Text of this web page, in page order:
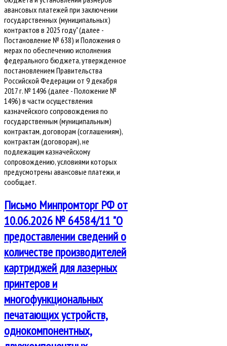
авансовых платежей при заключении
государственных (муниципальных)
контрактов в 2025 году" (далее -
Постановление № 638) и Положения о
мерах по обеспечению исполнения
федерального бюджета, утвержденное
постановлением Правительства
Российской Федерации от 9 декабря
2017 г. № 1496 (далее - Положение №
1496) в части осуществления
казначейского сопровождения по
государственным (муниципальным)
контрактам, договорам (соглашениям),
контрактам (договорам), не
подлежащим казначейскому
сопровождению, условиями которых
предусмотрены авансовые платежи, и
сообщает.
Письмо Минпромторг РФ от
10.06.2026 № 64584/11 "О
предоставлении сведений о
количестве производителей
картриджей для лазерных
принтеров и
многофункциональных
печатающих устройств,
однокомпонентных,